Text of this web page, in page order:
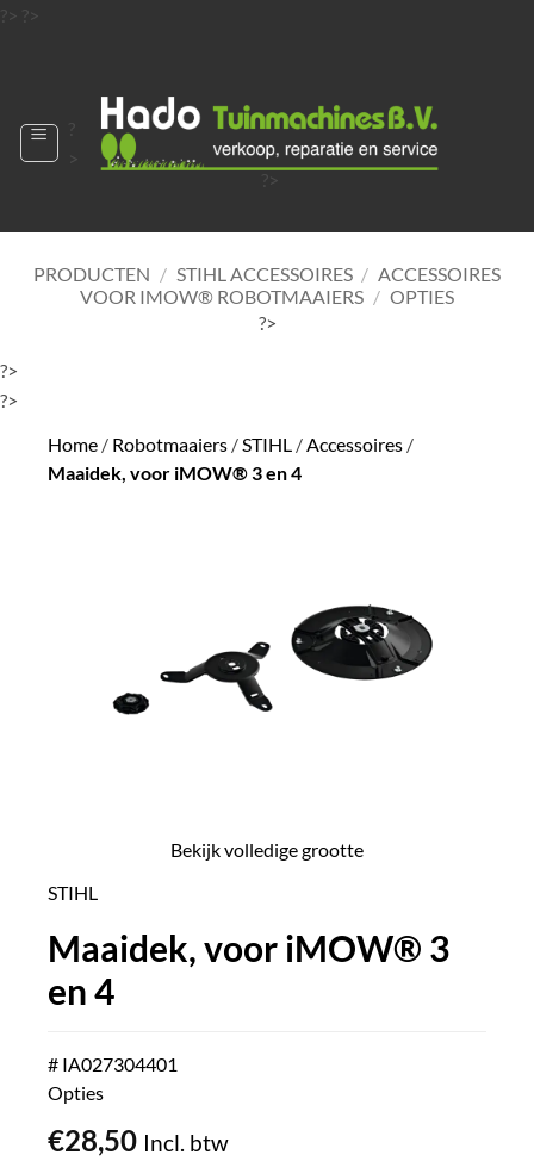
?> ?>
?>
?
PRODUCTEN / STIHL ACCESSOIRES / ACCESSOIRES
VOOR IMOW® ROBOTMAAIERS / OPTIES
?>
?>
?>
Home / Robotmaaiers /STIHL /Accessoires /
Maaidek, voor iMOW® 3 en 4
Bekijk volledige grootte
STIHL
Maaidek, voor iMOW® 3
en 4
# IA027304401
Opties
€28,50 Incl. btw